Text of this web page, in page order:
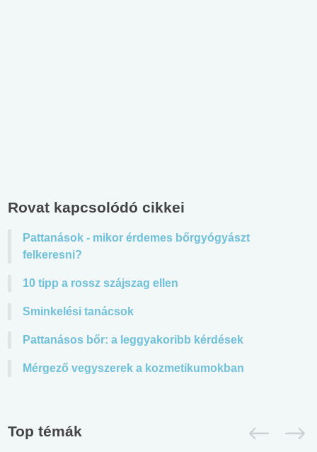
Rovat kapcsolódó cikkei
Pattanások - mikor érdemes bőrgyógyászt
felkeresni?
10 tipp a rossz szájszag ellen
Sminkelési tanácsok
Pattanásos bőr: a leggyakoribb kérdések
Mérgező vegyszerek a kozmetikumokban
Top témák